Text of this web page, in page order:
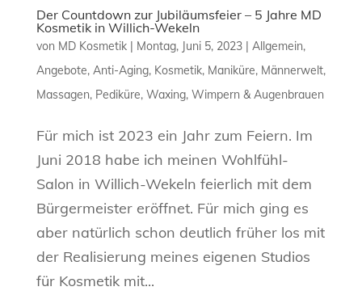
Der Countdown zur Jubiläumsfeier – 5 Jahre MD
Kosmetik in Willich-Wekeln
von MD Kosmetik| Montag, Juni 5, 2023| Allgemein,
Angebote, Anti-Aging, Kosmetik, Maniküre, Männerwelt,
Massagen, Pediküre, Waxing, Wimpern & Augenbrauen
Für mich ist 2023 ein Jahr zum Feiern. Im
Juni 2018 habe ich meinen Wohlfühl-
Salon in Willich-Wekeln feierlich mit dem
Bürgermeister eröffnet. Für mich ging es
aber natürlich schon deutlich früher los mit
der Realisierung meines eigenen Studios
für Kosmetik mit...